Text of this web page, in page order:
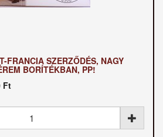
FRANCIA SZERZŐDÉS, NAGY
BORÍTÉKBAN, PP!
Ft